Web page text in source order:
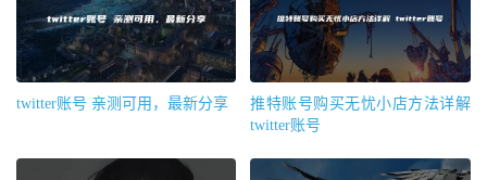
twitter账号 亲测可用，最新分享
推特账号购买无忧小店方法详解
twitter账号